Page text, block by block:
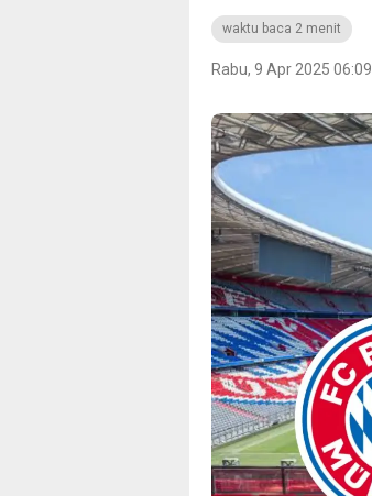
waktu baca 2 menit
Rabu, 9 Apr 2025 06:09